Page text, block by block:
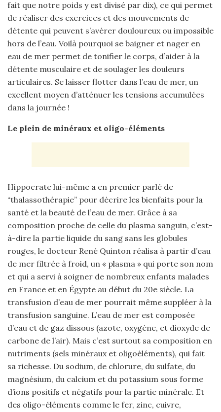
fait que notre poids y est divisé par dix), ce qui permet
de réaliser des exercices et des mouvements de
détente qui peuvent s’avérer douloureux ou impossible
hors de l’eau. Voilà pourquoi se baigner et nager en
eau de mer permet de tonifier le corps, d’aider à la
détente musculaire et de soulager les douleurs
articulaires. Se laisser flotter dans l’eau de mer, un
excellent moyen d’atténuer les tensions accumulées
dans la journée !
Le plein de minéraux et oligo-éléments
Hippocrate lui-même a en premier parlé de
“thalassothérapie” pour décrire les bienfaits pour la
santé et la beauté de l’eau de mer. Grâce à sa
composition proche de celle du plasma sanguin, c’est-
à-dire la partie liquide du sang sans les globules
rouges, le docteur René Quinton réalisa à partir d’eau
de mer filtrée à froid, un « plasma » qui porte son nom
et qui a servi à soigner de nombreux enfants malades
en France et en Égypte au début du 20e siècle. La
transfusion d’eau de mer pourrait même suppléer à la
transfusion sanguine. L’eau de mer est composée
d’eau et de gaz dissous (azote, oxygène, et dioxyde de
carbone de l’air). Mais c’est surtout sa composition en
nutriments (sels minéraux et oligoéléments), qui fait
sa richesse. Du sodium, de chlorure, du sulfate, du
magnésium, du calcium et du potassium sous forme
d’ions positifs et négatifs pour la partie minérale. Et
des oligo-éléments comme le fer, zinc, cuivre,